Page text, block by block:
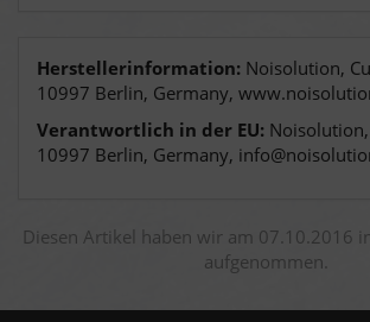
Herstellerinformation: Noisolution,
10997 Berlin, Germany,
Verantwortlich in der EU:
10997 Berlin, Germany,
Diesen Artikel haben wir am 07.10.2016
aufgenommen.